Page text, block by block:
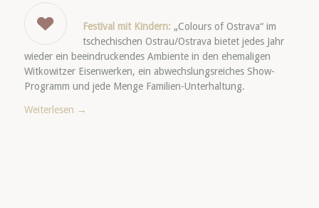
Festival mit Kindern: „Colours of Ostrava“ im
tschechischen Ostrau/Ostrava bietet jedes Jahr
wieder ein beeindruckendes Ambiente in den ehemaligen
Witkowitzer Eisenwerken, ein abwechslungsreiches Show-
Programm und jede Menge Familien-Unterhaltung.
Weiterlesen →